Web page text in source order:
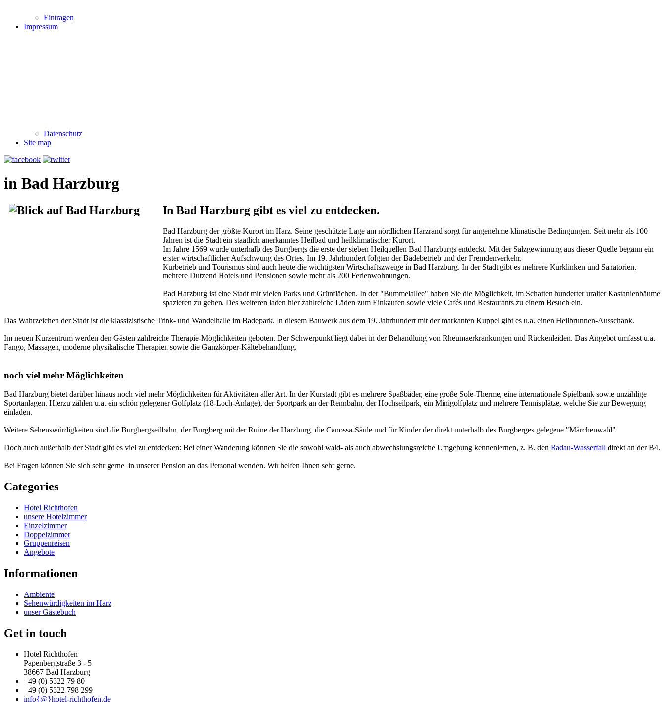
Eintragen
Impressum
Datenschutz
Site map
in Bad Harzburg
In Bad Harzburg gibt es viel zu entdecken.
Bad Harzburg der größte Kurort im Harz. Seine geschützte Lage am nördlichen Harzrand sorgt für angenehme klimatische Bedingungen. Seit mehr als 100
Jahren ist die Stadt ein staatlich anerkanntes Heilbad und heilklimatischer Kurort.
Im Jahre 1569 wurde unterhalb des Burgbergs die erste der sieben Heilquellen Bad Harzburgs entdeckt. Mit der Salzgewinnung aus dieser Quelle begann ein
erster wirtschaftlicher Aufschwung des Ortes. Im 19. Jahrhundert folgten der Badebetrieb und der Fremdenverkehr.
Kurbetrieb und Tourismus sind auch heute die wichtigsten Wirtschaftszweige in Bad Harzburg. In der Stadt gibt es mehrere Kurklinken und Sanatorien,
mehrere Dutzend Hotels und Pensionen sowie mehr als 200 Ferienwohnungen.
Bad Harzburg ist eine Stadt mit vielen Parks und Grünflächen. In der "Bummelallee" haben Sie die Möglichkeit, im Schatten hunderter uralter Kastanienbäume
spazieren zu gehen. Des weiteren laden hier zahlreiche Läden zum Einkaufen sowie viele Cafés und Restaurants zu einem Besuch ein.
Das Wahrzeichen der Stadt ist die klassizistische Trink- und Wandelhalle im Badepark. In diesem Bauwerk aus dem 19. Jahrhundert mit der markanten Kuppel gibt es u.a. einen Heilbrunnen-Ausschank.
Im neuen Kurzentrum werden den Gästen zahlreiche Therapie-Möglichkeiten geboten. Der Schwerpunkt liegt dabei in der Behandlung von Rheumaerkrankungen und Rückenleiden. Das Angebot umfasst u.a.
Fango, Massagen, moderne physikalische Therapien sowie die Ganzkörper-Kältebehandlung.
noch viel mehr Möglichkeiten
Bad Harzburg bietet darüber hinaus noch viel mehr Möglichkeiten für Aktivitäten aller Art. In der Kurstadt gibt es mehrere Spaßbäder, eine große Sole-Therme, eine internationale Spielbank sowie unzählige
Sportanlagen. Hierzu zählen u.a. ein schön gelegener Golfplatz (18-Loch-Anlage), der Sportpark an der Rennbahn, der Hochseilpark, ein Minigolfplatz und mehrere Tennisplätze, welche Sie zur Bewegung
einladen.
Weitere Sehenswürdigkeiten sind die Burgbergseilbahn, der Burgberg mit der Ruine der Harzburg, die Canossa-Säule und für Kinder der direkt unterhalb des Burgberges gelegene "Märchenwald".
Doch auch außerhalb der Stadt gibt es viel zu entdecken: Bei einer Wanderung können Sie die sowohl wald- als auch abwechslungsreiche Umgebung kennenlernen, z. B. den Radau-Wasserfall direkt an der B4.
Bei Fragen können Sie sich sehr gerne in unserer Pension an das Personal wenden. Wir helfen Ihnen sehr gerne.
Categories
Hotel Richthofen
unsere Hotelzimmer
Einzelzimmer
Doppelzimmer
Gruppenreisen
Angebote
Informationen
Ambiente
Sehenwürdigkeiten im Harz
unser Gästebuch
Get in touch
Hotel Richthofen
Papenbergstraße 3 - 5
38667 Bad Harzburg
+49 (0) 5322 79 80
+49 (0) 5322 798 299
info{@}hotel-richthofen.de